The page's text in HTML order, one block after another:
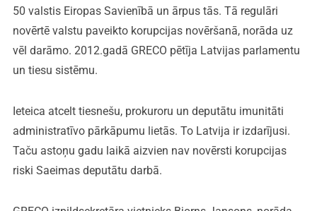
50 valstis Eiropas Savienībā un ārpus tās. Tā regulāri
novērtē valstu paveikto korupcijas novēršanā, norāda uz
vēl darāmo. 2012.gadā GRECO pētīja Latvijas parlamentu
un tiesu sistēmu.
Ieteica atcelt tiesnešu, prokuroru un deputātu imunitāti
administratīvo pārkāpumu lietās. To Latvija ir izdarījusi.
Taču astoņu gadu laikā aizvien nav novērsti korupcijas
riski Saeimas deputātu darbā.